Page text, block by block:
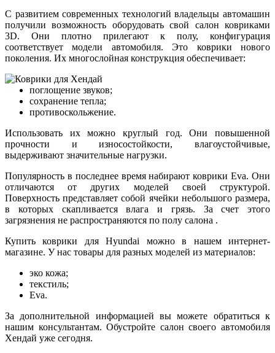
С развитием современных технологий владельцы автомашин
получили возможность оборудовать свой салон ковриками
3D. Они плотно прилегают к полу, конфигурация
соответствует модели автомобиля. Это коврики нового
поколения. Их многослойная конструкция обеспечивает:
поглощение звуков;
сохранение тепла;
противоскольжение.
Использовать их можно круглый год. Они повышенной
прочности и износостойкости, влагоустойчивые,
выдерживают значительные нагрузки.
Популярность в последнее время набирают коврики Eva. Они
отличаются от других моделей своей структурой.
Поверхность представляет собой ячейки небольшого размера,
в которых скапливается влага и грязь. За счет этого
загрязнения не распространяются по полу салона .
Купить коврики для Hyundai можно в нашем интернет-
магазине. У нас товары для разных моделей из материалов:
эко кожа;
текстиль;
Eva.
За дополнительной информацией вы можете обратиться к
нашим консультантам. Обустройте салон своего автомобиля
Хендай уже сегодня.